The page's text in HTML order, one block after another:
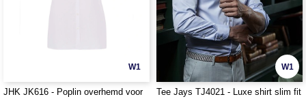
W1
JHK JK616 - Poplin overhemd voor
W1
Tee Jays TJ4021 - Luxe shirt slim fit